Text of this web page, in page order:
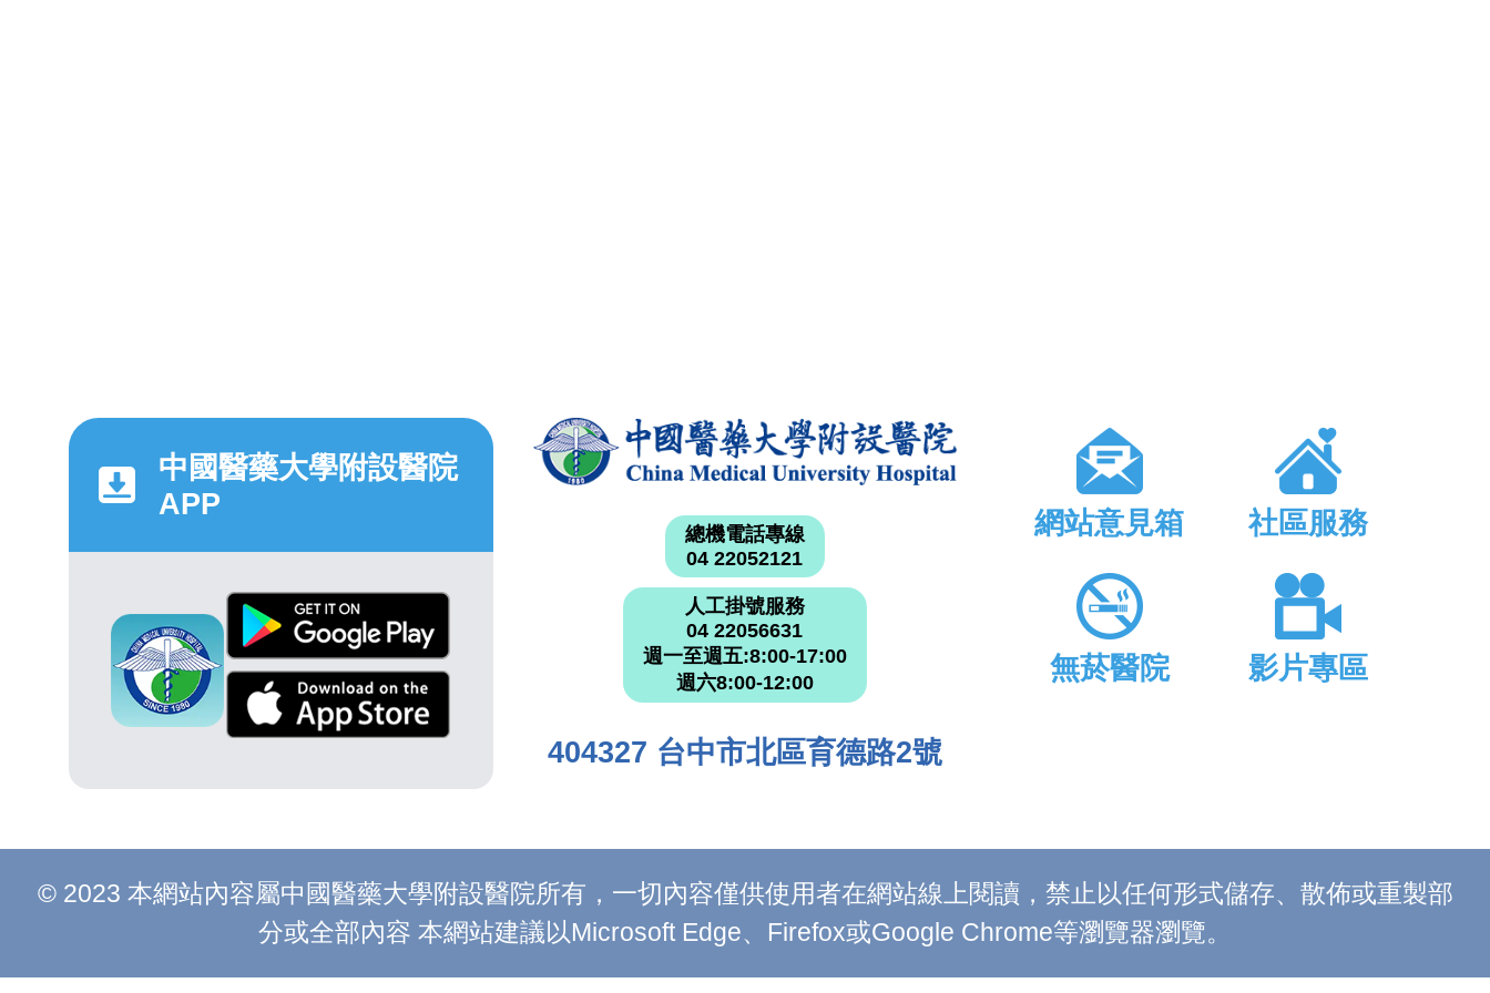
中國醫藥大學附設醫院
APP
總機電話專線
04 22052121
人工掛號服務
04 22056631
週一至週五:8:00-17:00
週六8:00-12:00
404327 台中市北區育德路2號
網站意見箱 社區服務
無菸醫院 影片專區
© 2023 本網站內容屬中國醫藥大學附設醫院所有，一切內容僅供使用者在網站線上閱讀，禁止以任何形式儲存、散佈或重製部
分或全部內容 本網站建議以Microsoft Edge、Firefox或Google Chrome等瀏覽器瀏覽。